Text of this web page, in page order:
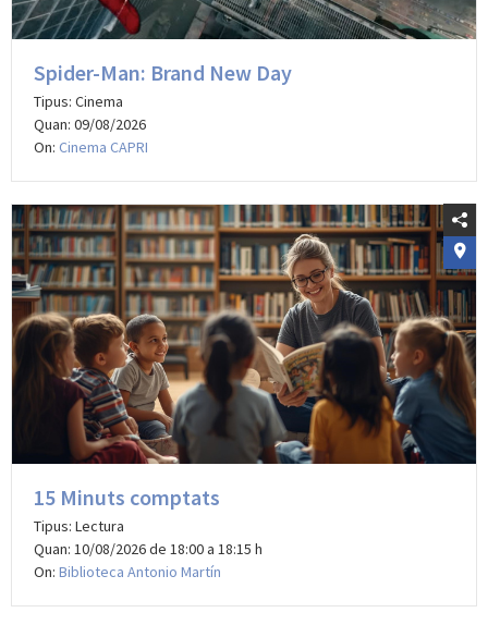
Spider-Man: Brand New Day
Tipus: Cinema
Quan: 09/08/2026
On: Cinema CAPRI
15 Minuts comptats
Tipus: Lectura
Quan: 10/08/2026 de 18:00 a 18:15 h
On: Biblioteca Antonio Martín